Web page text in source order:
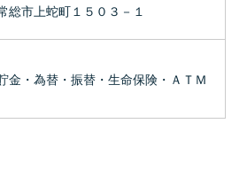
総市上蛇町１５０３－１
金・為替・振替・生命保険・ＡＴＭ